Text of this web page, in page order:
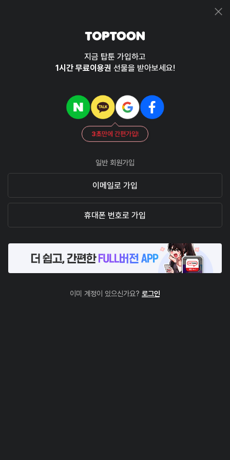
지금 탑툰 가입하고
1시간 무료이용권 선물을 받아보세요!
3초만에 간편가입!
일반 회원가입
이메일로 가입
휴대폰 번호로 가입
이미 계정이 있으신가요? 로그인